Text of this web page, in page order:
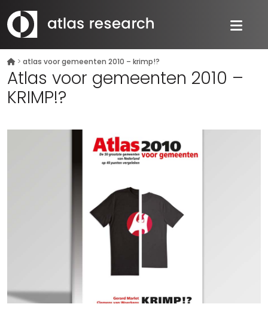
> atlas voor gemeenten 2010 – krimp!?
Atlas voor gemeenten 2010 –
KRIMP!?